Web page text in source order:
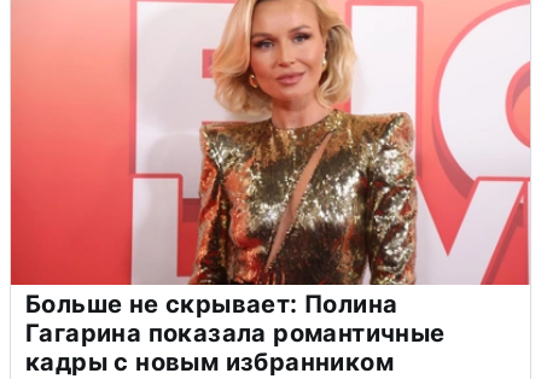
Больше не скрывает: Полина
Гагарина показала романтичные
кадры с новым избранником